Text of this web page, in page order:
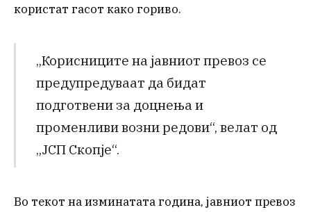
користат гасот како гориво.
„Корисниците на јавниот превоз се
предупредуваат да бидат
подготвени за доцнења и
променливи возни редови“, велат од
„ЈСП Скопје“.
Во текот на изминатата година, јавниот превоз